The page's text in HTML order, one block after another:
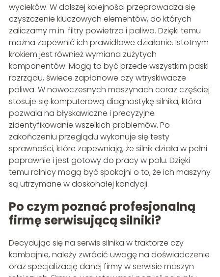
wycieków. W dalszej kolejności przeprowadza się
czyszczenie kluczowych elementów, do których
zaliczamy m.in. filtry powietrza i paliwa. Dzięki temu
można zapewnić ich prawidłowe działanie. Istotnym
krokiem jest również wymiana zużytych
komponentów. Mogą to być przede wszystkim paski
rozrządu, świece zapłonowe czy wtryskiwacze
paliwa. W nowoczesnych maszynach coraz częściej
stosuje się komputerową diagnostykę silnika, która
pozwala na błyskawiczne i precyzyjne
zidentyfikowanie wszelkich problemów. Po
zakończeniu przeglądu wykonuje się testy
sprawności, które zapewniają, że silnik działa w pełni
poprawnie i jest gotowy do pracy w polu. Dzięki
temu rolnicy mogą być spokojni o to, że ich maszyny
są utrzymane w doskonałej kondycji.
Po czym poznać profesjonalną
firmę serwisującą silniki?
Decydując się na serwis silnika w traktorze czy
kombajnie, należy zwrócić uwagę na doświadczenie
oraz specjalizację danej firmy w serwisie maszyn